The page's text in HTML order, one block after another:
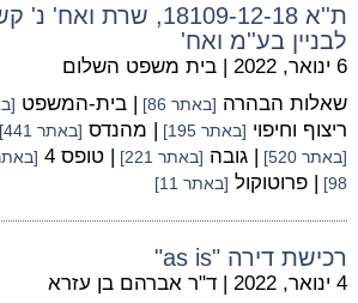
ת''א 18109-12-18, שרת
לבניין בע''מ ואח'
6 ינואר, 2022 | בית משפט השלום
שאלות הבהרה [באתר 86] | בית-המשפט
ריצוף וחיפוי [באתר 195] | מהנדס [באתר 441]
[באתר 520] | גובה [באתר 221] | טופס 4 [באתר
98]
| פרוטוקול [באתר 11]
רכישת דירה "as is"
4 ינואר, 2022 | ד"ר אברהם בן עזרא